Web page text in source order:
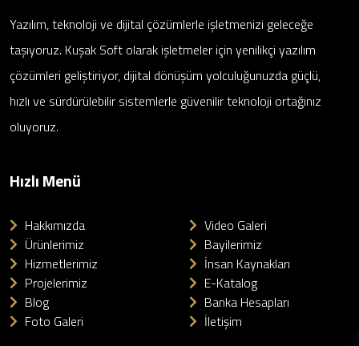
Yazılım, teknoloji ve dijital çözümlerle işletmenizi geleceğe
taşıyoruz. Kuşak Soft olarak işletmeler için yenilikçi yazılım
çözümleri geliştiriyor, dijital dönüşüm yolculuğunuzda güçlü,
hızlı ve sürdürülebilir sistemlerle güvenilir teknoloji ortağınız
oluyoruz.
Hızlı Menü
Hakkımızda
Ürünlerimiz
Hizmetlerimiz
Projelerimiz
Blog
Foto Galeri
Video Galeri
Bayilerimiz
İnsan Kaynakları
E-Katalog
Banka Hesapları
İletişim